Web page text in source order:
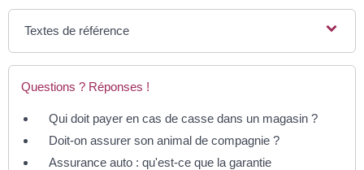
Textes de référence
Questions ? Réponses !
Qui doit payer en cas de casse dans un magasin ?
Doit-on assurer son animal de compagnie ?
Assurance auto : qu'est-ce que la garantie